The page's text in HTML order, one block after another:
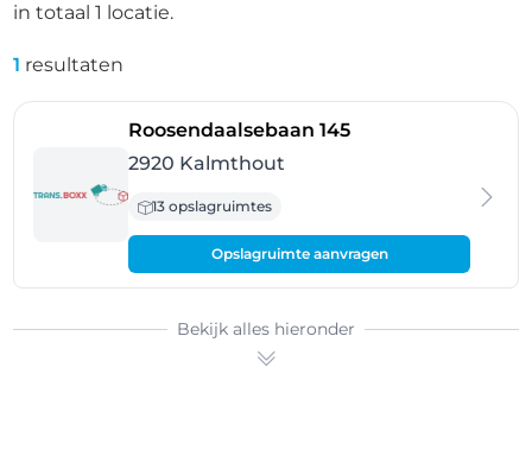
in totaal 1 locatie.
1 resultaten
Roosendaalsebaan 145- Kalmthout
2920 Kalmthout
13 opslagruimtes
Opslagruimte aanvragen
Bekijk alles hieronder